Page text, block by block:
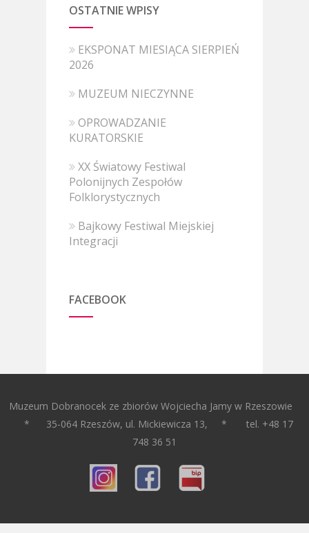
OSTATNIE WPISY
EKSPONAT MIESIĄCA SIERPIEŃ
2026
MUZEUM NIECZYNNE
OPROWADZANIE
KURATORSKIE
XX Światowy Festiwal
Polonijnych Zespołów
Folklorystycznych
Bajkowy Festiwal Miejskiej
Integracji
FACEBOOK
Muzeum Dobranocek ze zbiorów Wojciecha Jamy w Rzeszowie
* 35-064 Rzeszów, ul. Mickiewicza 13, * tel. +48 17
748 36 51